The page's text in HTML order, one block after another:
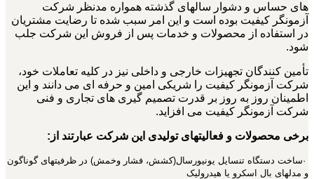
های حساس و دشوار سالهای گذشته همواره مدنظر شرکت
آزمونگر کیفیت بوده است و این امر سبب شده تا رضایت مشتریان
در استفاده از محصولات و خدمات پس از فروش این شرکت جلب
شود.
تأمین کنندگان تجهیزات خارجی و داخلی نیز در کلیه تعاملات خود،
شرکت آزمونگر کیفیت را شریکی امین و حرفه ای می دانند و این
اطمینان روز به روز بر قدرت تصمیم گیری های تجاری و فنی
شرکت آزمونگر کیفیت می افزاید.
برخی محصولات و فعالیتهای تولیدی این شرکت عبارتند از:
·ساخت دستگاه تنسایل یونیورسال(کشش، فشار وخمش) در ظرفیتهای گوناگون
و مدلهای بال اسکرو یا هیدرولیک